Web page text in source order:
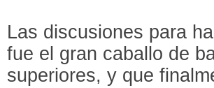
Las discusiones para
fue el gran caballo de
superiores, y que